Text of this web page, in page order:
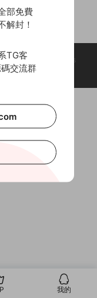
Theme. All rights
我的
部免費
解封！
TG客
交流群